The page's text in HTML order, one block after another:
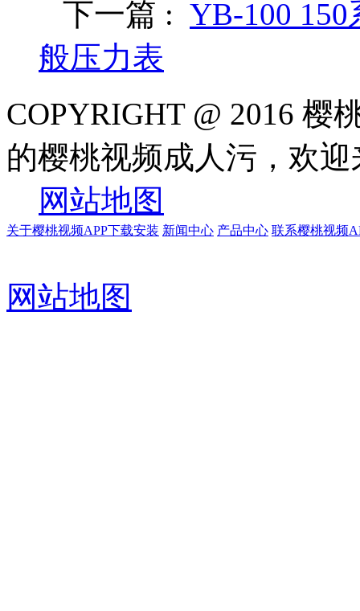
下一篇 : YB-100
般压力表
COPYRIGHT @ 2016 樱
的樱桃视频成人污，欢
网站地图
关于樱桃视频APP下载安装 新闻中心 产品中心 联系樱桃视频
网站地图